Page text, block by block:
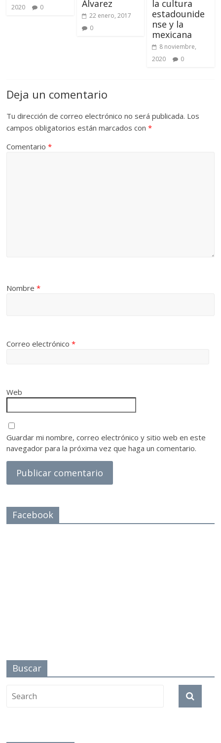
2020 0 Álvarez
22 enero, 2017
0
la cultura
estadounide
nse y la
mexicana
8 noviembre,
2020
0
Deja un comentario
Tu dirección de correo electrónico no será publicada. Los
campos obligatorios están marcados con*
Comentario*
Nombre*
Correo electrónico*
Web
Guardar mi nombre, correo electrónico y sitio web en este
navegador para la próxima vez que haga un comentario.
Facebook
Buscar